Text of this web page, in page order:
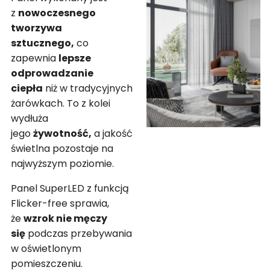
z nowoczesnego
tworzywa
sztucznego, co
zapewnia lepsze
odprowadzanie
ciepła niż w tradycyjnych
żarówkach. To z kolei
wydłuża
jegożywotność, a jakość
świetlna pozostaje na
najwyższym poziomie.
Panel SuperLED z funkcją
Flicker-free sprawia,
żewzrok nie męczy
się podczas przebywania
w oświetlonym
pomieszczeniu.